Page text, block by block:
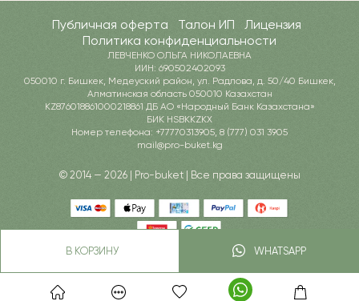
В КОРЗИНУ WHATSAPP
Публичная оферта Талон ИП
Лицензия
Политика конфиденциальности
ЛЕВЧЕНКО ОЛЬГА НИКОЛАЕВНА
ИИН: 690502402093
050010 г. Бишкек, Медеуский район, ул. Радлова, д. 50/40 Бишкек,
Алматинская область 050010 Казахстан
KZ876018861000218861 ДБ АО «Народный Банк Казахстана»
БИК HSBKKZKX
Номер телефона: +77770313905, 8 (777) 031 3905
mail@pro-buket.kg
© 2014 — 2026 | Pro-buket | Все права защищены